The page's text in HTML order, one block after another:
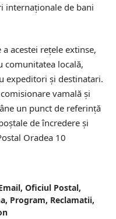
internaționale de bani
acestei rețele extinse,
comunitatea locală,
expeditori și destinatari.
vamală și
un punct de referință
de încredere și
Oradea 10
, Oficiul Postal,
, Program, Reclamatii,